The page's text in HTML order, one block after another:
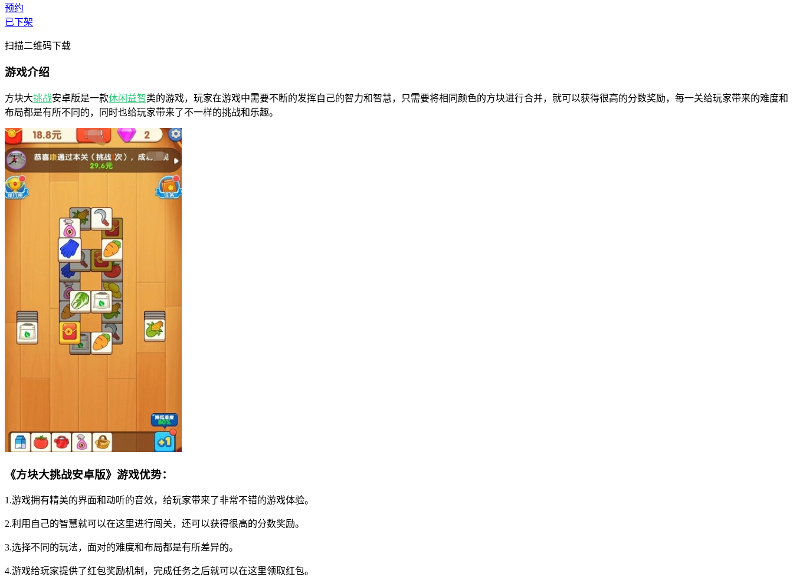
预约
已下架
扫描二维码下载
游戏介绍
方块大挑战安卓版是一款休闲 益智类的游戏，玩家在游戏中需要不断的发挥自己的智力和智慧，只需要将相同颜色的方块进行合并，就可以获得很高的分数奖励，每一关给玩家带来的难度和
布局都是有所不同的，同时也给玩家带来了不一样的挑战和乐趣。
《方块大挑战安卓版》游戏优势：
1.游戏拥有精美的界面和动听的音效，给玩家带来了非常不错的游戏体验。
2.利用自己的智慧就可以在这里进行闯关，还可以获得很高的分数奖励。
3.选择不同的玩法，面对的难度和布局都是有所差异的。
4.游戏给玩家提供了红包奖励机制，完成任务之后就可以在这里领取红包。